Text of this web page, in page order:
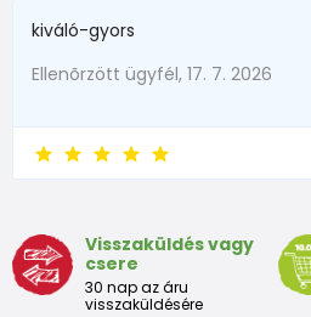
kiváló-gyors
Ellenõrzött ügyfél, 17. 7. 2026
Visszaküldés vagy
csere
30 nap az áru
visszaküldésére